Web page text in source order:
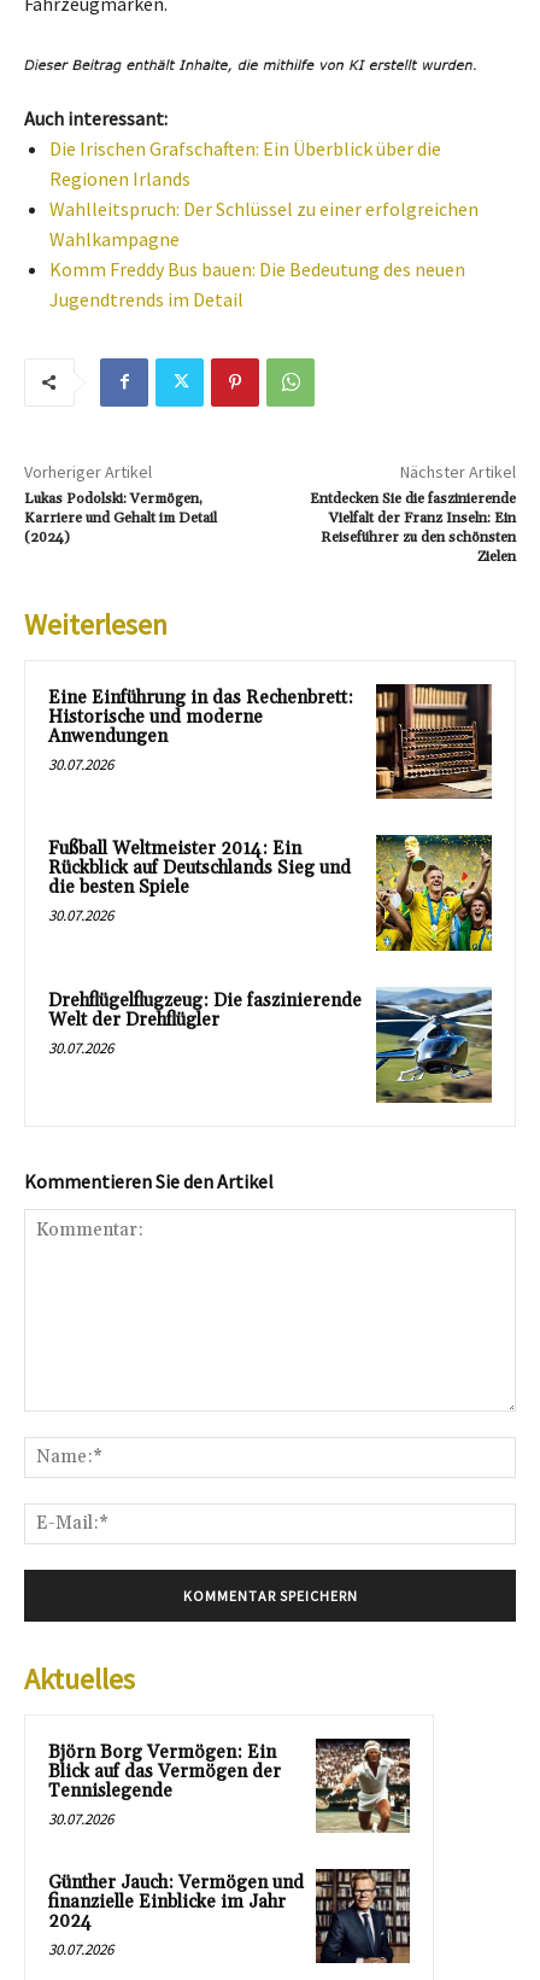
Auch interessant:
Die Irischen Grafschaften: Ein Überblick über die
Regionen Irlands
Wahlleitspruch: Der Schlüssel zu einer erfolgreichen
Wahlkampagne
Komm Freddy Bus bauen: Die Bedeutung des neuen
Jugendtrends im Detail
Vorheriger Artikel
Lukas Podolski: Vermögen,
Karriere und Gehalt im Detail
(2024)
Nächster Artikel
Entdecken Sie die faszinierende
Vielfalt der Franz Inseln: Ein
Reiseführer zu den schönsten
Zielen
Weiterlesen
Eine Einführung in das Rechenbrett:
Historische und moderne
Anwendungen
30.07.2026
Fußball Weltmeister 2014: Ein
Rückblick auf Deutschlands Sieg und
die besten Spiele
30.07.2026
Drehflügelflugzeug: Die faszinierende
Welt der Drehflügler
30.07.2026
Kommentieren Sie den Artikel
Aktuelles
Björn Borg Vermögen: Ein
Blick auf das Vermögen der
Tennislegende
30.07.2026
Günther Jauch: Vermögen und
finanzielle Einblicke im Jahr
2024
30.07.2026